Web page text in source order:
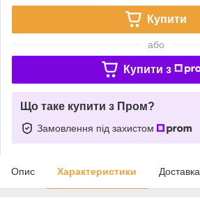
Купити
або
Купити з
Що таке купити з Пром?
Замовлення під захистом
Опис Характеристики Доставка